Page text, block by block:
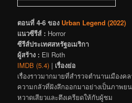
ตอนที่ 4-6 ของ Urban Legend (2022)
แนวซีรีส์ : Horror
ซีรีส์ประเทศสหรัฐอเมริกา
ผู้สร้าง : Eli Roth
IMDB (5.4) | เรื่องย่อ
เรื่องราวมากมายที่สำรวจตำนานเมืองค
ความกลัวที่ฝังลึกออกมาอย่างเป็นภาพย
หวาดเสียวและตึงเครียดให้กับผู้ชม